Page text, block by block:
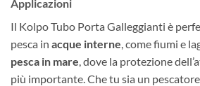
Applicazioni
Il Kolpo Tubo Porta Galleggianti è
pesca in acque interne, come fiumi e
pesca in mare, dove la protezione
più importante. Che tu sia un